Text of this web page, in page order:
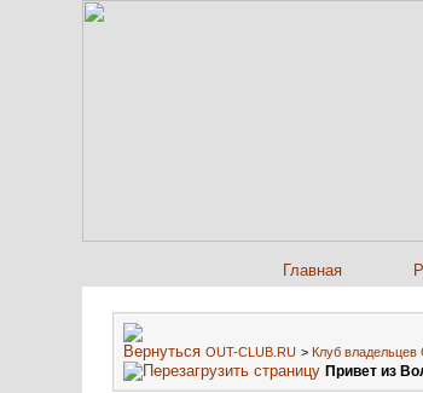
Главная
OUT-CLUB.RU > Клуб владельцев
Привет из